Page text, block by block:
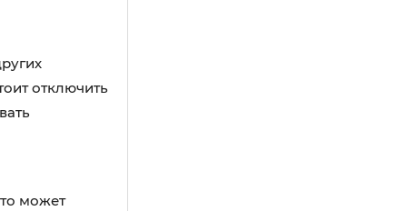
отключить
может